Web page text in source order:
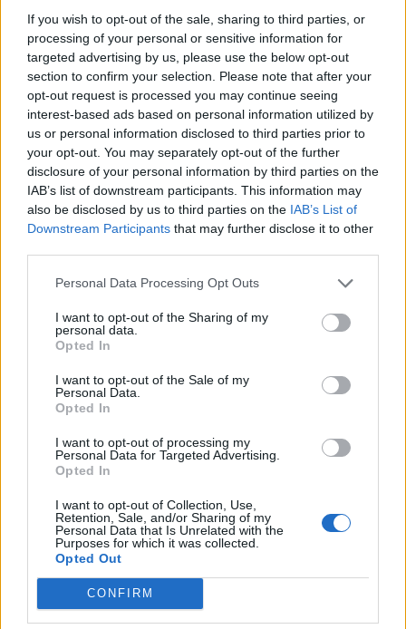
If you wish to opt-out of the sale, sharing to third parties, or
processing of your personal or sensitive information for
targeted advertising by us, please use the below opt-out
section to confirm your selection. Please note that after your
opt-out request is processed you may continue seeing
interest-based ads based on personal information utilized by
us or personal information disclosed to third parties prior to
your opt-out. You may separately opt-out of the further
disclosure of your personal information by third parties on the
IAB’s list of downstream participants. This information may
also be disclosed by us to third parties on the IAB’s List of
Downstream Participants that may further disclose it to other
Personal Data Processing Opt Outs
I want to opt-out of the Sharing of my
personal data.
Opted In
I want to opt-out of the Sale of my
Personal Data.
Opted In
I want to opt-out of processing my
Personal Data for Targeted Advertising.
Opted In
I want to opt-out of Collection, Use,
Retention, Sale, and/or Sharing of my
Personal Data that Is Unrelated with the
Purposes for which it was collected.
Opted Out
CONFIRM
TAIP PAT SKAITYKITE
Kultūra
Naujos bronzinio
piliakalnio atodangos(7)
Kultūra
Aušra Butkevičienė:
negaliu atskirti, kur -
Kultūra
Nidoje – tu ir tavo 7
pasimatymai su kinu
Naujuosius metus kviečia
sutikti Palangoje: ruošia
koncertą